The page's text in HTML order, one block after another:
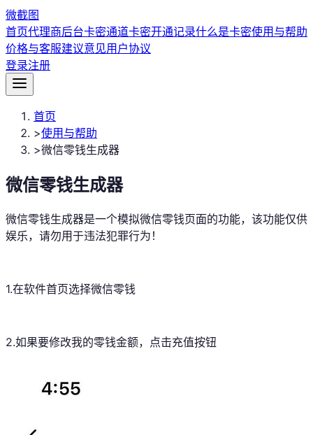
微截图
首页代理商后台卡密通道卡密开通记录什么是卡密使用与帮助
价格与客服建议意见用户协议
登录注册
首页
>使用与帮助
>微信零钱生成器
微信零钱生成器
微信零钱生成器是一个模拟微信零钱页面的功能，该功能仅供
娱乐，请勿用于违法犯罪行为！
1.在软件首页选择微信零钱
2.如果要修改我的零钱金额，点击充值按钮